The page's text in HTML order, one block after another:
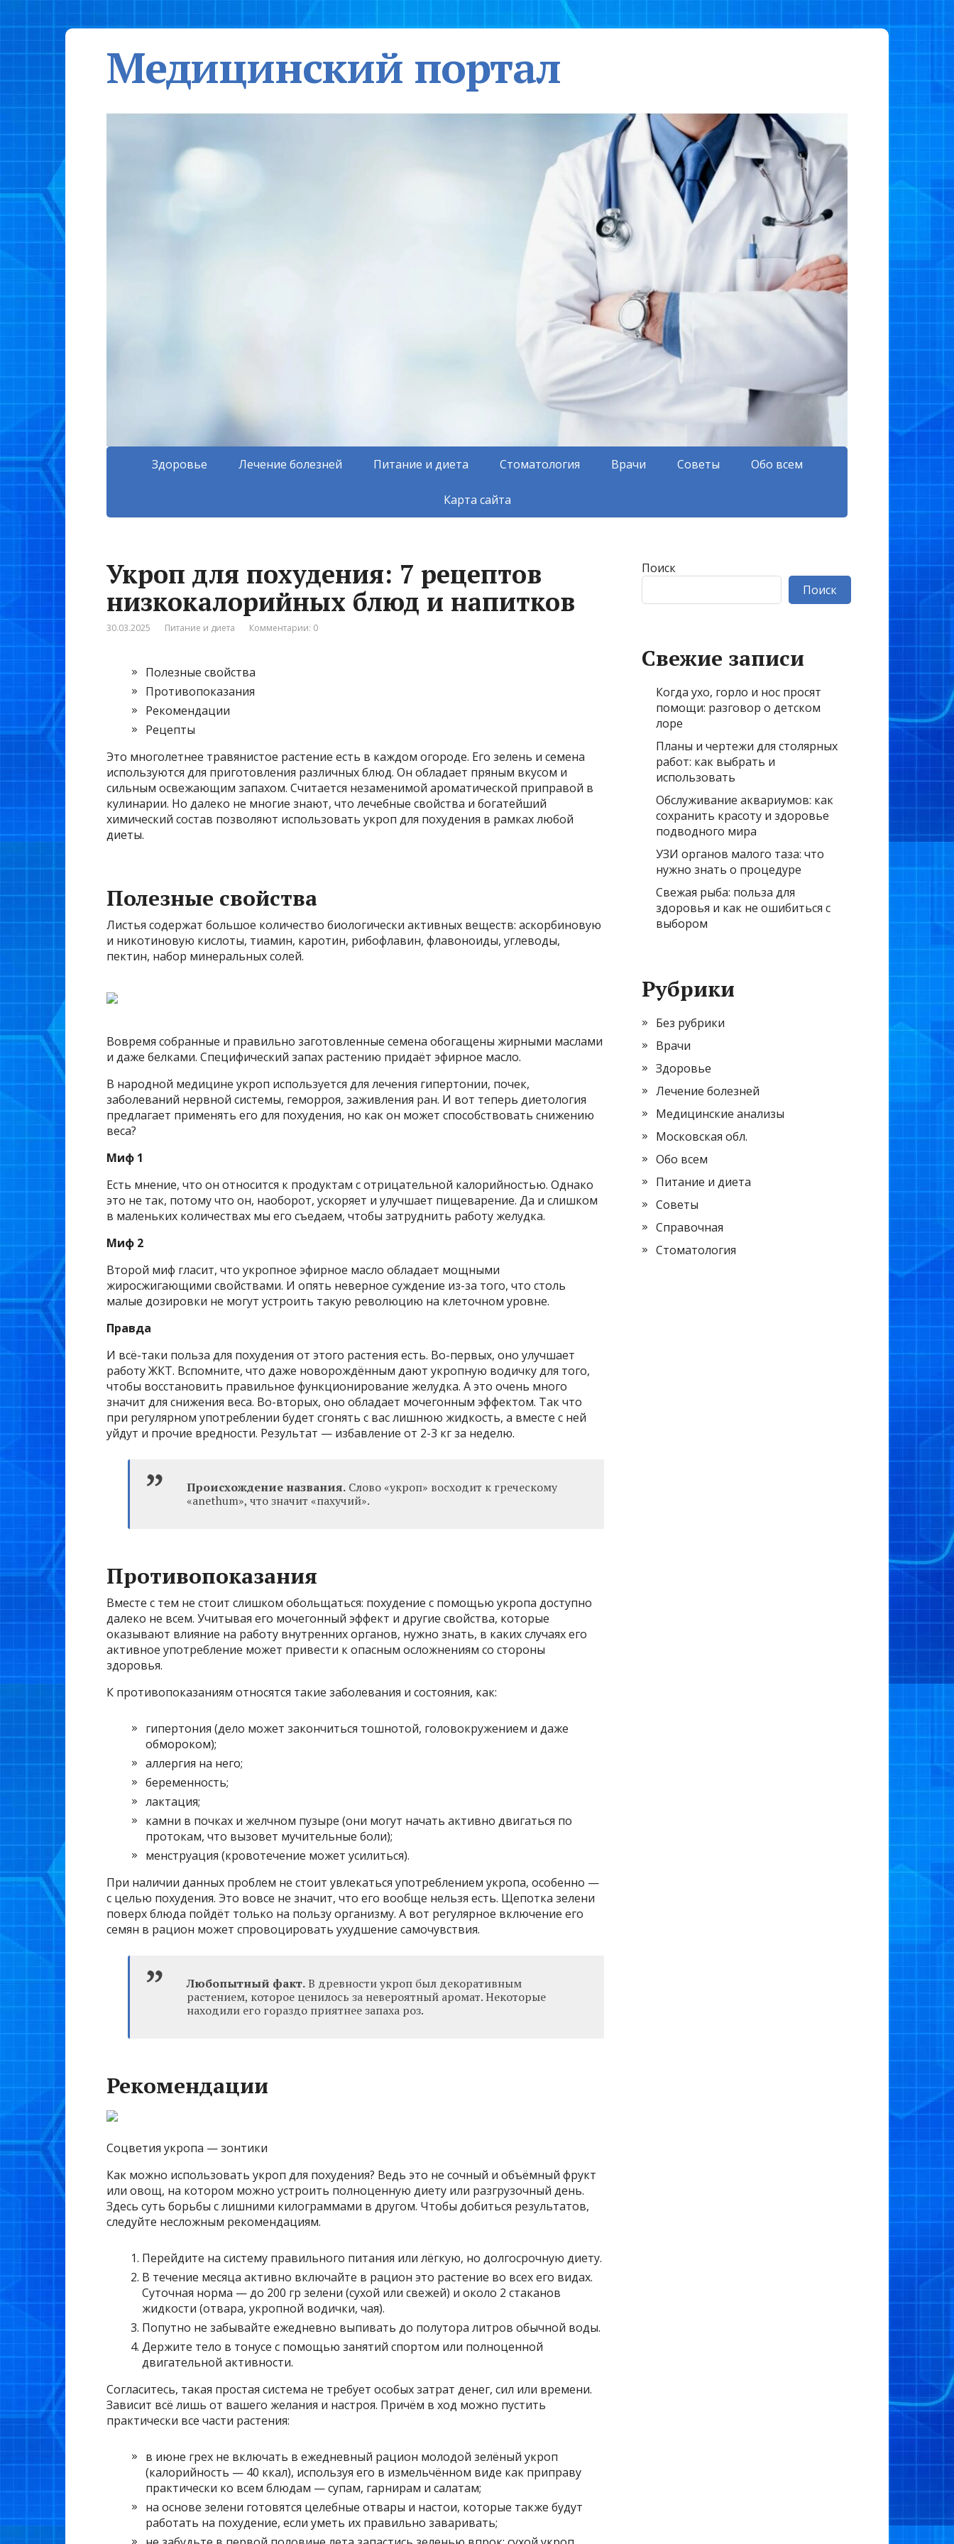
Медицинский портал
Здоровье Лечение болезней Питание и диета Стоматология Врачи Советы Обо всем
Карта сайта
Укроп для похудения: 7 рецептов
низкокалорийных блюд и напитков
30.03.2025 Питание и диета Комментарии: 0
Полезные свойства
Противопоказания
Рекомендации
Рецепты
Это многолетнее травянистое растение есть в каждом огороде. Его зелень и семена
используются для приготовления различных блюд. Он обладает пряным вкусом и
сильным освежающим запахом. Считается незаменимой ароматической приправой в
кулинарии. Но далеко не многие знают, что лечебные свойства и богатейший
химический состав позволяют использовать укроп для похудения в рамках любой
диеты.
Полезные свойства
Листья содержат большое количество биологически активных веществ: аскорбиновую
и никотиновую кислоты, тиамин, каротин, рибофлавин, флавоноиды, углеводы,
пектин, набор минеральных солей.
Вовремя собранные и правильно заготовленные семена обогащены жирными маслами
и даже белками. Специфический запах растению придаёт эфирное масло.
В народной медицине укроп используется для лечения гипертонии, почек,
заболеваний нервной системы, геморроя, заживления ран. И вот теперь диетология
предлагает применять его для похудения, но как он может способствовать снижению
веса?
Миф 1
Есть мнение, что он относится к продуктам с отрицательной калорийностью. Однако
это не так, потому что он, наоборот, ускоряет и улучшает пищеварение. Да и слишком
в маленьких количествах мы его съедаем, чтобы затруднить работу желудка.
Миф 2
Второй миф гласит, что укропное эфирное масло обладает мощными
жиросжигающими свойствами. И опять неверное суждение из-за того, что столь
малые дозировки не могут устроить такую революцию на клеточном уровне.
Правда
И всё-таки польза для похудения от этого растения есть. Во-первых, оно улучшает
работу ЖКТ. Вспомните, что даже новорождённым дают укропную водичку для того,
чтобы восстановить правильное функционирование желудка. А это очень много
значит для снижения веса. Во-вторых, оно обладает мочегонным эффектом. Так что
при регулярном употреблении будет сгонять с вас лишнюю жидкость, а вместе с ней
уйдут и прочие вредности. Результат — избавление от 2-3 кг за неделю.
Происхождение названия. Слово «укроп» восходит к греческому
«anethum», что значит «пахучий».
Противопоказания
Вместе с тем не стоит слишком обольщаться: похудение с помощью укропа доступно
далеко не всем. Учитывая его мочегонный эффект и другие свойства, которые
оказывают влияние на работу внутренних органов, нужно знать, в каких случаях его
активное употребление может привести к опасным осложнениям со стороны
здоровья.
К противопоказаниям относятся такие заболевания и состояния, как:
гипертония (дело может закончиться тошнотой, головокружением и даже
обмороком);
аллергия на него;
беременность;
лактация;
камни в почках и желчном пузыре (они могут начать активно двигаться по
протокам, что вызовет мучительные боли);
менструация (кровотечение может усилиться).
При наличии данных проблем не стоит увлекаться употреблением укропа, особенно —
с целью похудения. Это вовсе не значит, что его вообще нельзя есть. Щепотка зелени
поверх блюда пойдёт только на пользу организму. А вот регулярное включение его
семян в рацион может спровоцировать ухудшение самочувствия.
Любопытный факт.В древности укроп был декоративным
растением, которое ценилось за невероятный аромат. Некоторые
находили его гораздо приятнее запаха роз.
Рекомендации
Соцветия укропа — зонтики
Как можно использовать укроп для похудения? Ведь это не сочный и объёмный фрукт
или овощ, на котором можно устроить полноценную диету или разгрузочный день.
Здесь суть борьбы с лишними килограммами в другом. Чтобы добиться результатов,
следуйте несложным рекомендациям.
Перейдите на систему правильного питания или лёгкую, но долгосрочную диету.
В течение месяца активно включайте в рацион это растение во всех его видах.
Суточная норма — до 200 гр зелени (сухой или свежей) и около 2 стаканов
жидкости (отвара, укропной водички, чая).
Попутно не забывайте ежедневно выпивать до полутора литров обычной воды.
Держите тело в тонусе с помощью занятий спортом или полноценной
двигательной активности.
Согласитесь, такая простая система не требует особых затрат денег, сил или времени.
Зависит всё лишь от вашего желания и настроя. Причём в ход можно пустить
практически все части растения:
в июне грех не включать в ежедневный рацион молодой зелёный укроп
(калорийность — 40 ккал), используя его в измельчённом виде как приправу
практически ко всем блюдам — супам, гарнирам и салатам;
на основе зелени готовятся целебные отвары и настои, которые также будут
работать на похудение, если уметь их правильно заваривать;
Поиск
Поиск
Свежие записи
Когда ухо, горло и нос просят
помощи: разговор о детском
лоре
Планы и чертежи для столярных
работ: как выбрать и
использовать
Обслуживание аквариумов: как
сохранить красоту и здоровье
подводного мира
УЗИ органов малого таза: что
нужно знать о процедуре
Свежая рыба: польза для
здоровья и как не ошибиться с
выбором
Рубрики
Без рубрики
Врачи
Здоровье
Лечение болезней
Медицинские анализы
Московская обл.
Обо всем
Питание и диета
Советы
Справочная
Стоматология